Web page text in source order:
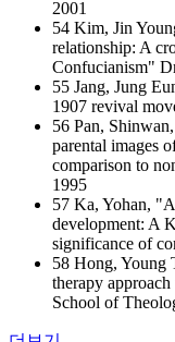
2001
54 Kim, Jin
relationship: A
Confucianism"
55 Jang, Jung
1907 revival
56 Pan,
parental images
comparison to
1995
57 Ka, Yohan,
development: A
significance of
58 Hong, Young
therapy
School of